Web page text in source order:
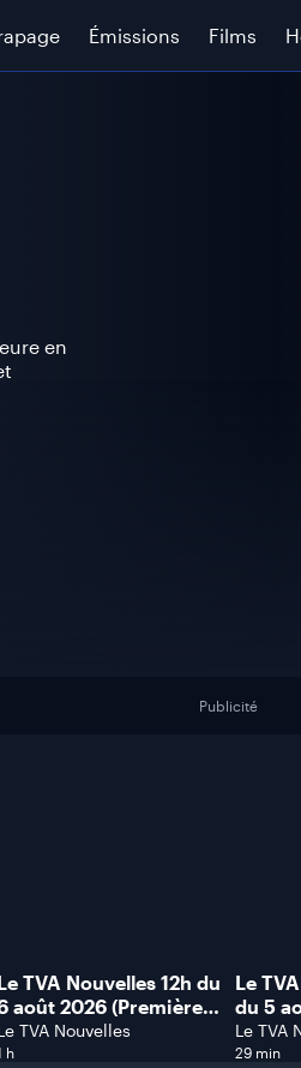
Émissions Films
en
Publicité
TVA Nouvelles 12h du
août 2026 (Première
TVA Nouvelles
h
Le
du 5
Le TVA
29 min